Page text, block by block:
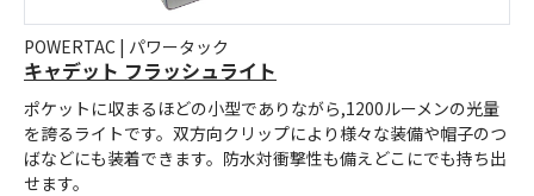
POWERTAC | パワータック
キャデット フラッシュライト
ポケットに収まるほどの小型でありながら,1200ルーメンの光量
を誇るライトです。双方向クリップにより様々な装備や帽子のつ
ばなどにも装着できます。防水対衝撃性も備えどこにでも持ち出
せます。